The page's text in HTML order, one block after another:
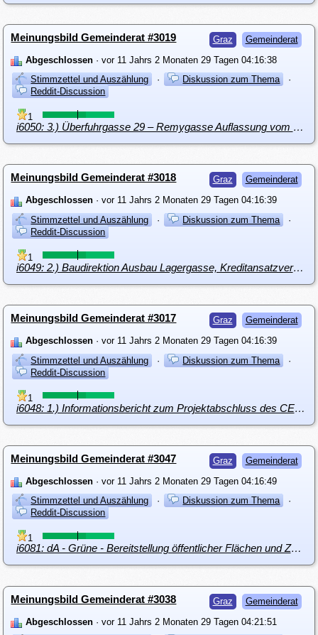
Graz Gemeinderat
Meinungsbild Gemeinderat #3019
Abgeschlossen · vor 11 Jahrs 2 Monaten 29 Tagen 04:16:38
Stimmzettel und Auszählung
· Diskussion zum Thema
·
Reddit-Discussion
1
i6050: 3.) Überfuhrgasse 29 – Remygasse Auflassung vom öffentlichen Gut und unentgeltliche Übereignung
Graz Gemeinderat
Meinungsbild Gemeinderat #3018
Abgeschlossen · vor 11 Jahrs 2 Monaten 29 Tagen 04:16:39
Stimmzettel und Auszählung
· Diskussion zum Thema
·
Reddit-Discussion
1
i6049: 2.) Baudirektion Ausbau Lagergasse, Kreditansatzverschiebung
Graz Gemeinderat
Meinungsbild Gemeinderat #3017
Abgeschlossen · vor 11 Jahrs 2 Monaten 29 Tagen 04:16:39
Stimmzettel und Auszählung
· Diskussion zum Thema
·
Reddit-Discussion
1
i6048: 1.) Informationsbericht zum Projektabschluss des CEProjektes „Senior Capital“
Graz Gemeinderat
Meinungsbild Gemeinderat #3047
Abgeschlossen · vor 11 Jahrs 2 Monaten 29 Tagen 04:16:49
Stimmzettel und Auszählung
· Diskussion zum Thema
·
Reddit-Discussion
1
i6081: dA - Grüne - Bereitstellung öffentlicher Flächen und Zwischennutzungen für Gemeinschaftsgärten
Graz Gemeinderat
Meinungsbild Gemeinderat #3038
Abgeschlossen · vor 11 Jahrs 2 Monaten 29 Tagen 04:21:51